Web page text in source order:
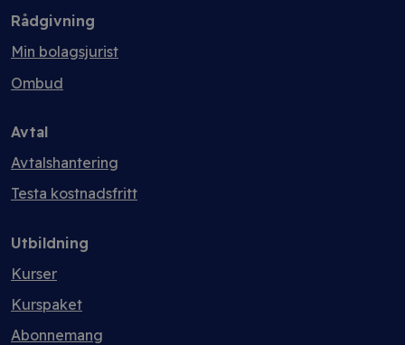
Rådgivning
Min bolagsjurist
Ombud
Avtal
Avtalshantering
Testa kostnadsfritt
Utbildning
Kurser
Kurspaket
Abonnemang